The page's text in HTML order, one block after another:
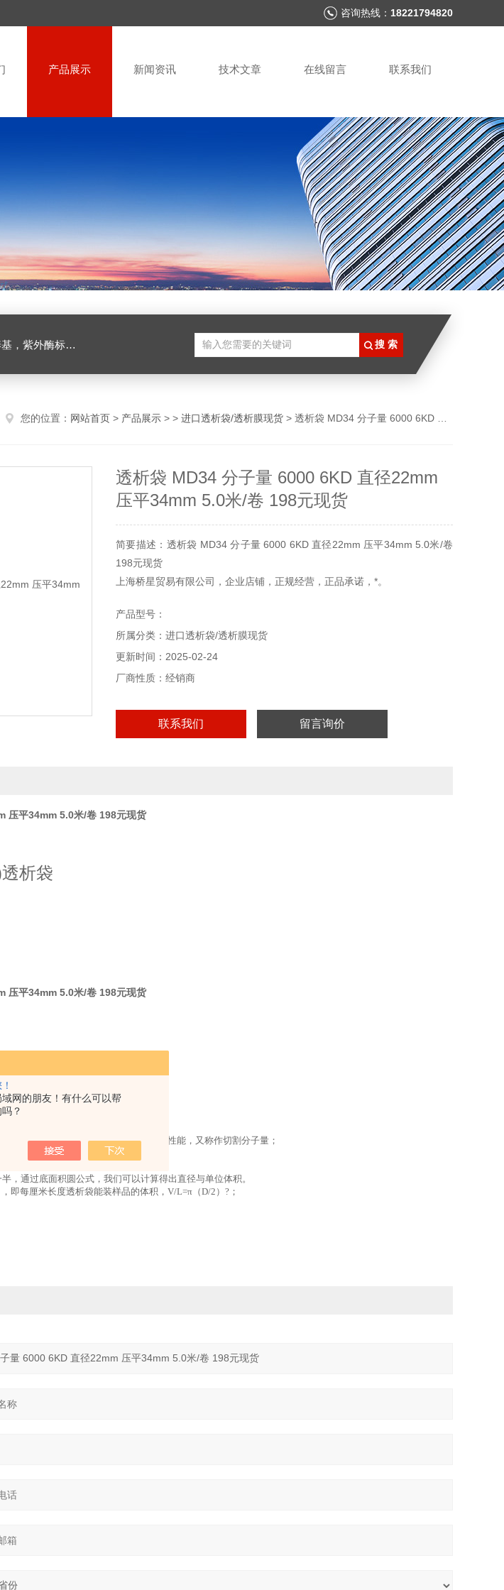
网的朋友！有什么可以帮
？
咨询热线： 18221794820
产品展示 新闻资讯 技术文章 在线留言 联系我们
转染试剂，Roche原装潮霉素B
您的位置： 网站首页 > 产品展示 > > 进口透析袋/透析膜现货 > 透析袋 MD34 分子量 6000 6KD 直径22mm 压平34mm 5.0米/卷 198元现货
透析袋 MD34 分子量 6000 6KD 直径22mm
压平34mm 5.0米/卷 198元现货
简要描述：透析袋 MD34 分子量 6000 6KD 直径22mm 压平34mm 5.0米/卷
198元现货
上海桥星贸易有限公司，企业店铺，正规经营，正品承诺，*。
产品型号：
所属分类：进口透析袋/透析膜现货
更新时间：2025-02-24
厂商性质：经销商
联系我们 留言询价
压平34mm 5.0米/卷 198元现货
析袋
压平34mm 5.0米/卷 198元现货
是使用分子量大小表示的透析膜的截留性能，又称作切割分子量；
；另外D还有直径（diameter）的意思；
；
，通过底面积圆公式，我们可以计算得出直径与单位体积。
即每厘米长度透析袋能装样品的体积，V/L=π（D/2）?；